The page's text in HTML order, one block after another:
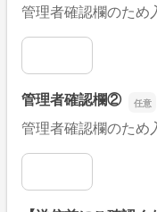
管理者確認欄のため
管理者確認欄①
管理者確認欄②
管理者確認欄のため
管理者確認欄②